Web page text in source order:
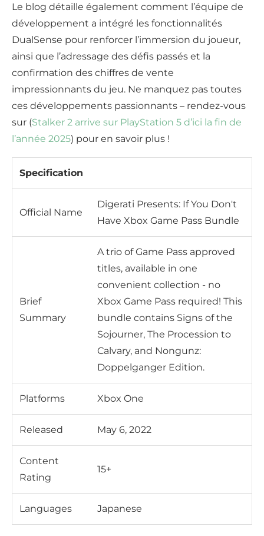
Le blog détaille également comment l’équipe de
développement a intégré les fonctionnalités
DualSense pour renforcer l’immersion du joueur,
ainsi que l’adressage des défis passés et la
confirmation des chiffres de vente
impressionnants du jeu. Ne manquez pas toutes
ces développements passionnants – rendez-vous
sur (Stalker 2 arrive sur PlayStation 5 d’ici la fin de
l’année 2025) pour en savoir plus !
Specification
Official Name
Digerati Presents: If You Don't
Have Xbox Game Pass Bundle
Brief
Summary
A trio of Game Pass approved
titles, available in one
convenient collection - no
Xbox Game Pass required! This
bundle contains Signs of the
Sojourner, The Procession to
Calvary, and Nongunz:
Doppelganger Edition.
Platforms Xbox One
Released May 6, 2022
Content
Rating
15+
Languages Japanese